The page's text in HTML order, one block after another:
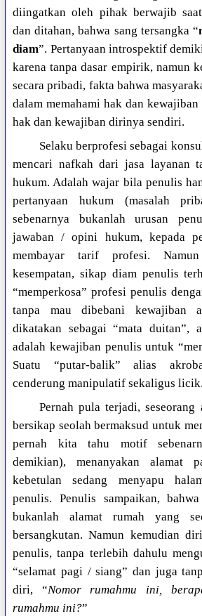
diingatkan oleh pihak berwajib
dan ditahan, bahwa sang tersangka “
diam”. Pertanyaan introspektif
karena tanpa dasar empirik, namun
secara pribadi, fakta bahwa
dalam memahami hak dan
hak dan kewajiban dirinya sendiri.
Selaku berprofesi sebagai
mencari nafkah dari jasa layanan
hukum. Adalah wajar bila penulis
pertanyaan hukum (masalah
sebenarnya bukanlah urusan
jawaban / opini hukum, kepada
membayar tarif profesi.
kesempatan, sikap diam penulis
“memperkosa” profesi penulis
tanpa mau dibebani kewajiban
dikatakan sebagai “mata duitan”,
adalah kewajiban penulis untuk
Suatu “putar-balik” alias
cenderung manipulatif sekaligus licik.
Pernah pula terjadi,
bersikap seolah bermaksud untuk
pernah kita tahu motif
demikian), menanyakan alamat
kebetulan sedang menyapu
penulis. Penulis sampaikan,
bukanlah alamat rumah yang
bersangkutan. Namun kemudian
penulis, tanpa terlebih dahulu
“selamat pagi / siang” dan juga
diri, “Nomor rumahmu ini,
rumahmu ini?”